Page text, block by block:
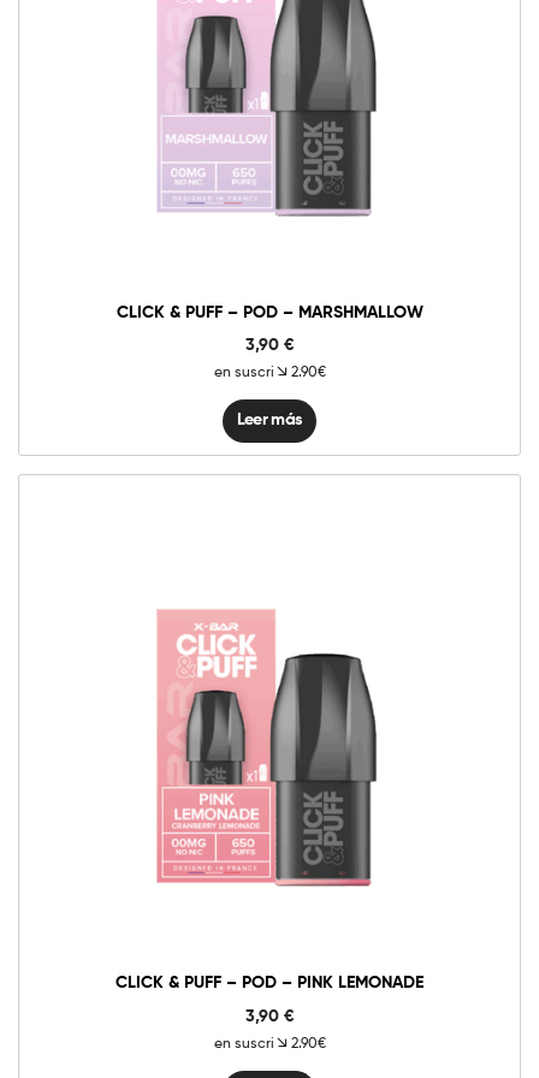
CLICK & PUFF – POD – MARSHMALLOW
3,90 €
en suscri 2.90€
Leer más
CLICK & PUFF – POD – PINK LEMONADE
3,90 €
en suscri 2.90€